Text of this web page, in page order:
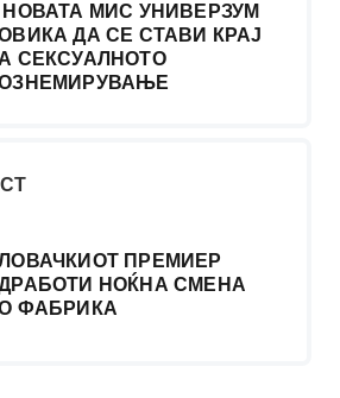
НОВАТА МИС УНИВЕРЗУМ
ДА СЕ СТАВИ КРАЈ
СЕКСУАЛНОТО
ПРЕМИЕР
НОЌНА СМЕНА
ФАБРИКА